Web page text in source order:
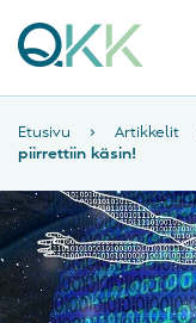
Etusivu › Artikkelit
piirrettiin käsin!